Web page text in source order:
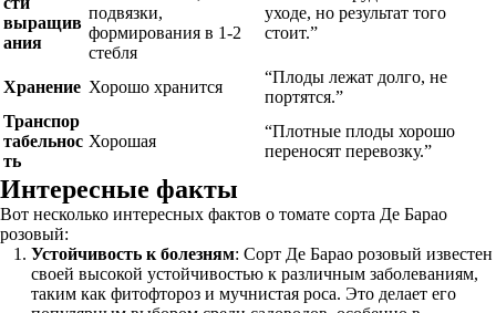
выращив
ания
подвязки,
формирования в 1-2
стебля
уходе, но результат того
стоит.”
Хранение Хорошо хранится
“Плоды лежат долго, не
портятся.”
Транспор
табельнос
ть
Хорошая
“Плотные плоды хорошо
переносят перевозку.”
Интересные факты
Вот несколько интересных фактов о томате сорта Де Барао
розовый:
Устойчивость к болезням: Сорт Де Барао розовый известен
своей высокой устойчивостью к различным заболеваниям,
таким как фитофтороз и мучнистая роса. Это делает его